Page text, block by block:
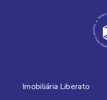
Imobiliária Liberato